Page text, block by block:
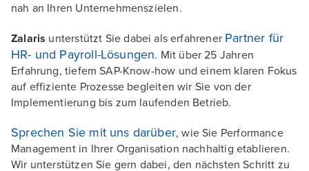
nah an Ihren Unternehmenszielen.
Zalaris unterstützt Sie dabei als erfahrener Partner für
HR- und Payroll-Lösungen. Mit über 25 Jahren
Erfahrung, tiefem SAP-Know-how und einem klaren Fokus
auf effiziente Prozesse begleiten wir Sie von der
Implementierung bis zum laufenden Betrieb.
Sprechen Sie mit uns darüber, wie Sie Performance
Management in Ihrer Organisation nachhaltig etablieren.
Wir unterstützen Sie gern dabei, den nächsten Schritt zu